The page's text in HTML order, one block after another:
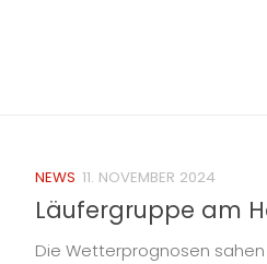
NEWS 11. NOVEMBER 2024
Läufergruppe am
Die Wetterprognosen